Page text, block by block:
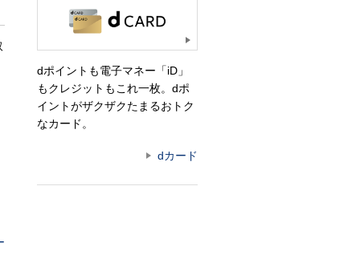
dポイントも電子マネー「iD」
もクレジットもこれ一枚。dポ
イントがザクザクたまるおトク
なカード。
dカード